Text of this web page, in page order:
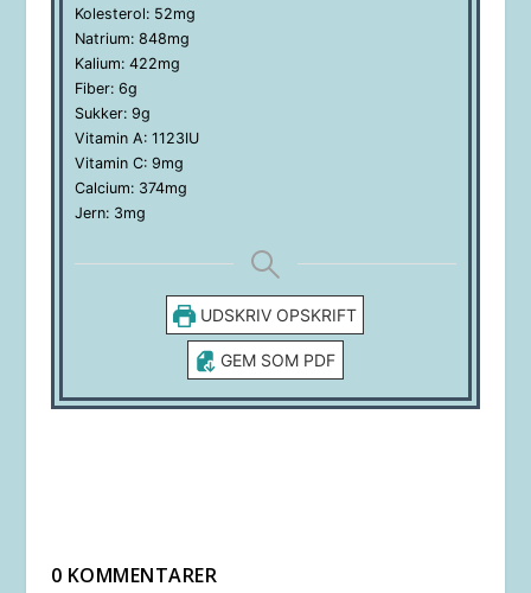
Kolesterol: 52mg
Natrium: 848mg
Kalium: 422mg
Fiber: 6g
Sukker: 9g
Vitamin A: 1123IU
Vitamin C: 9mg
Calcium: 374mg
Jern: 3mg
UDSKRIV OPSKRIFT
GEM SOM PDF
0 KOMMENTARER